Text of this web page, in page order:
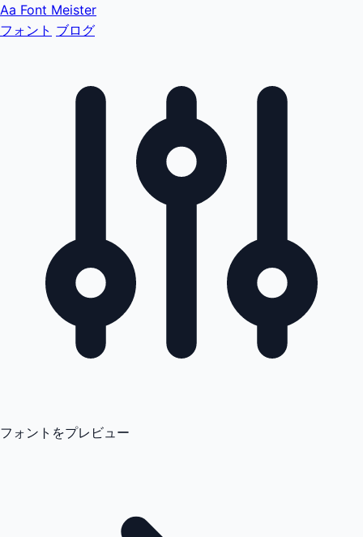
Aa Font Meister
フォント ブログ
フォントをプレビュー